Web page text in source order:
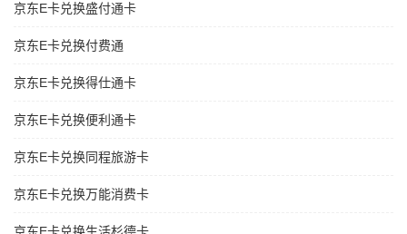
京东E卡兑换盛付通卡
京东E卡兑换付费通
京东E卡兑换得仕通卡
京东E卡兑换便利通卡
京东E卡兑换同程旅游卡
京东E卡兑换万能消费卡